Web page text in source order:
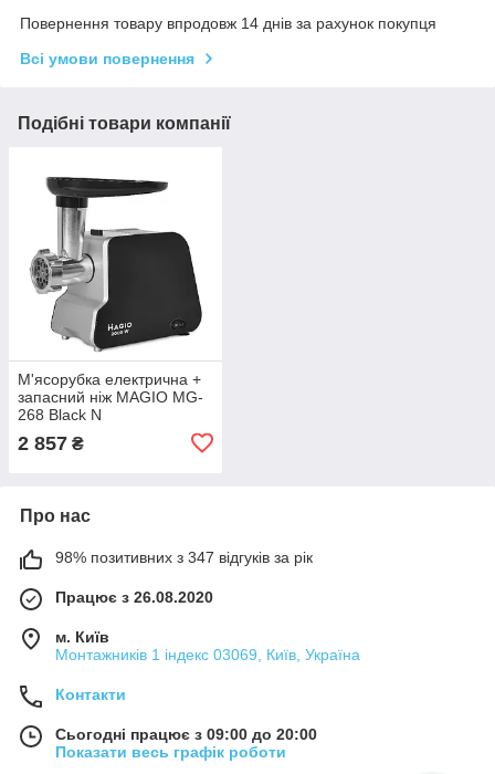
Повернення товару впродовж 14 днів за рахунок покупця
Всі умови повернення
Подібні товари компанії
М'ясорубка електрична +
запасний ніж MAGIO МG-
268 Black N
2 857 ₴
Про нас
98% позитивних з 347 відгуків за рік
Працює з 26.08.2020
м. Київ
Монтажників 1 індекс 03069, Київ, Україна
Контакти
Сьогодні працює з 09:00 до 20:00
Показати весь графік роботи